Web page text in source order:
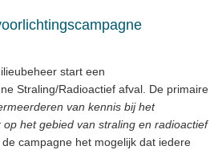
start een
Straling/Radioactief afval. De primaire
van kennis bij het
het gebied van straling en radioactief
de campagne het mogelijk dat iedere